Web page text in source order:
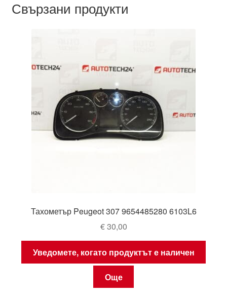
Свързани продукти
Тахометър Peugeot 307 9654485280 6103L6
€30,00
Уведомете, когато продуктът е наличен
Още